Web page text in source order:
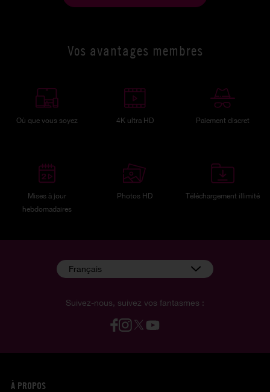
Vos avantages membres
Où que vous soyez 4K ultra HD Paiement discret
Mises à jour
hebdomadaires
Photos HD Téléchargement illimité
Suivez-nous, suivez vos fantasmes :
Français
À PROPOS